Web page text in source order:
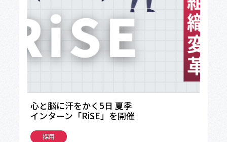
心と脳に汗をかく5日 夏季
インターン「RiSE」を開催
採用